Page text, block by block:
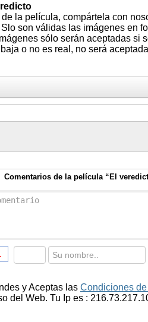
la película, compártela con
son válidas las imágenes en
sólo serán aceptadas si
o no es real, no será
Comentarios de la película “El
y Aceptas las Condiciones
del Web. Tu Ip es :